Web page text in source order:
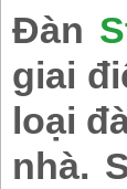
Đàn
giai
loại
nhà.